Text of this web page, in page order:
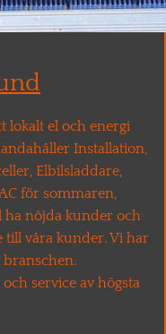
lokalt el och energi
Installation,
Elbilsladdare,
för sommaren,
ha nöjda kunder och
till våra kunder. Vi har
branschen.
service av högsta